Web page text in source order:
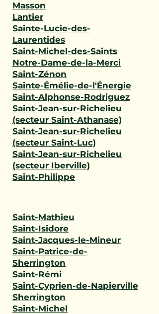
Masson
Lantier
Sainte-Lucie-des-
Laurentides
Saint-Michel-des-Saints
Notre-Dame-de-la-Merci
Saint-Zénon
Sainte-Émélie-de-l'Énergie
Saint-Alphonse-Rodriguez
Saint-Jean-sur-Richelieu
(secteur Saint-Athanase)
Saint-Jean-sur-Richelieu
(secteur Saint-Luc)
Saint-Jean-sur-Richelieu
(secteur Iberville)
Saint-Philippe
Saint-Mathieu
Saint-Isidore
Saint-Jacques-le-Mineur
Saint-Patrice-de-
Sherrington
Saint-Rémi
Saint-Cyprien-de-Napierville
Sherrington
Saint-Michel